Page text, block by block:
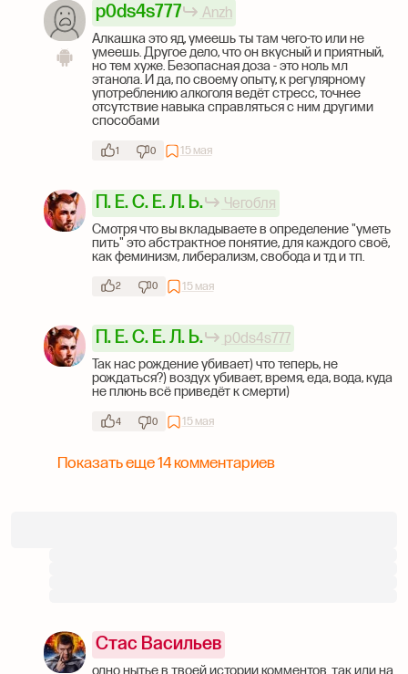
p0ds4s777
Anzh
Алкашка это яд, умеешь ты там чего-то или не
умеешь. Другое дело, что он вкусный и приятный,
но тем хуже. Безопасная доза - это ноль мл
этанола. И да, по своему опыту, к регулярному
употреблению алкоголя ведёт стресс, точнее
отсутствие навыка справляться с ним другими
способами
1 0 15 мая
П. Ё. С. Е. Л. Ь.
Чегобля
Смотря что вы вкладываете в определение "уметь
пить" это абстрактное понятие, для каждого своё,
как феминизм, либерализм, свобода и тд и тп.
2 0 15 мая
П. Ё. С. Е. Л. Ь.
p0ds4s777
Так нас рождение убивает) что теперь, не
рождаться?) воздух убивает, время, еда, вода, куда
не плюнь всё приведёт к смерти)
4 0 15 мая
Показать еще 14 комментариев
Стас Васильев